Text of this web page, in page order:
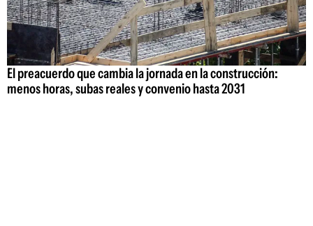
El preacuerdo que cambia la jornada en la construcción:
menos horas, subas reales y convenio hasta 2031